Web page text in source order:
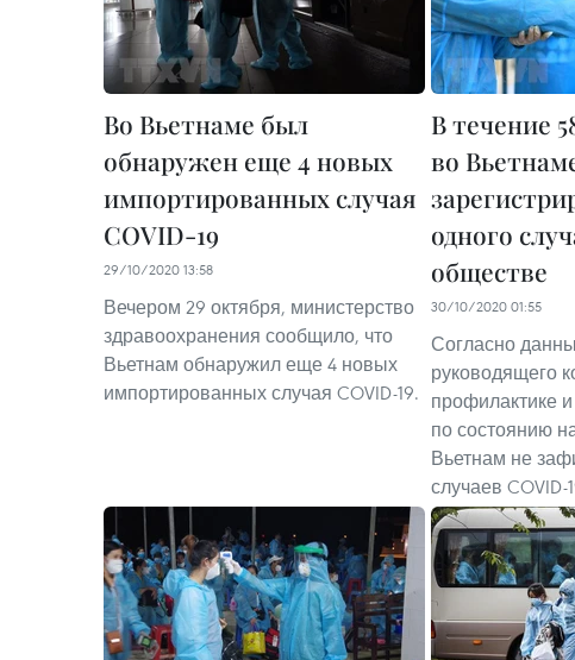
Во Вьетнаме был
обнаружен еще 4 новых
импортированных случая
COVID-19
29/10/2020 13:58
Вечером 29 октября, министерство
здравоохранения сообщило, что
Вьетнам обнаружил еще 4 новых
импортированных случая COVID-19.
В течение
во
одного
обществе
30/10/2020 01:55
Согласно
руководящего
профилактике и
по состоянию
Вьетнам не
случаев COVID-